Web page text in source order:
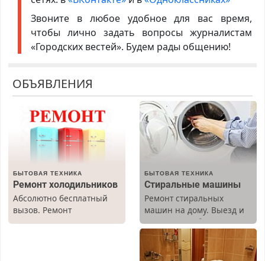
Звоните в любое удобное для вас время,
чтобы лично задать вопросы журналистам
«Городских вестей». Будем рады общению!
ОБЪЯВЛЕНИЯ
БЫТОВАЯ ТЕХНИКА
Ремонт холодильников
Абсолютно бесплатный
вызов. Ремонт
холодильников всех
БЫТОВАЯ ТЕХНИКА
Стиральные машины
Ремонт стиральных
машин на дому. Выезд и
диагностика бесплатно.
Предусмотрены скидки.